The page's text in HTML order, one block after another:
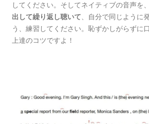
してください。そしてネイティブの音声を、
出して繰り返し聴いて 、自分で同じように
う、練習してください。恥ずかしがらずに
上達のコツですよ！